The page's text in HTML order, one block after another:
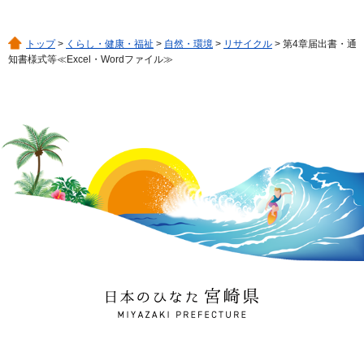
トップ> くらし・健康・福祉 > 自然・環境 > リサイクル > 第4章届出書・通
知書様式等≪Excel・Wordファイル≫
日本のひなた 宮崎県
MIYAZAKI PREFECTURE